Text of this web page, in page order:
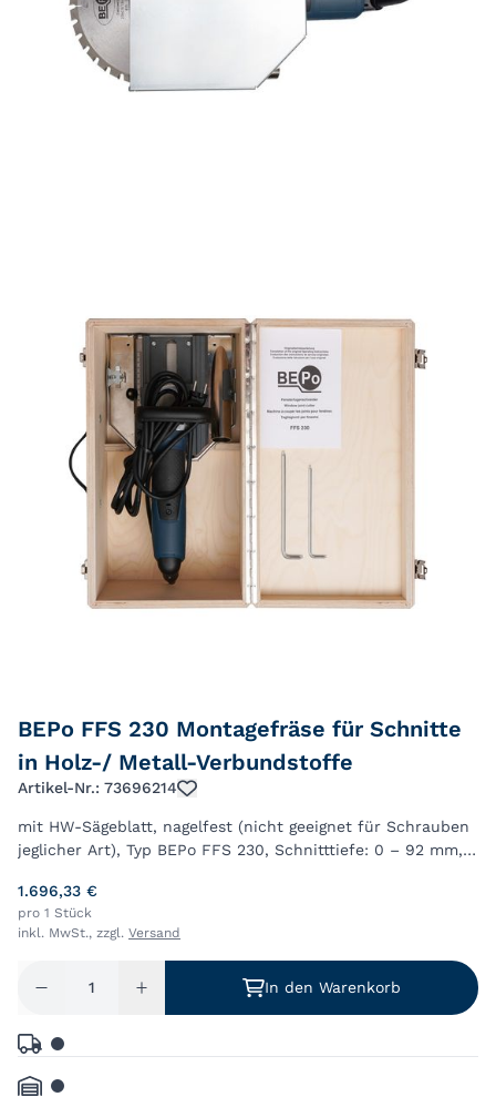
BEPo FFS 230 Montagefräse für Schnitte
in Holz-/ Metall-Verbundstoffe
Artikel-Nr.: 73696214
mit HW-Sägeblatt, nagelfest (nicht geeignet für Schrauben
jeglicher Art), Typ BEPo FFS 230, Schnitttiefe: 0 – 92 mm,
Motorleistung: 1900 Watt, G...
1.696,33 €
pro 1 Stück
inkl. MwSt., zzgl. Versand
In den Warenkorb